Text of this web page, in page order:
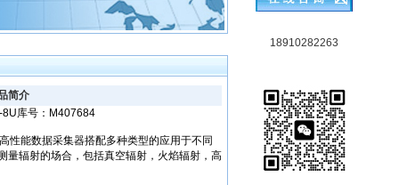
简介
18910282263